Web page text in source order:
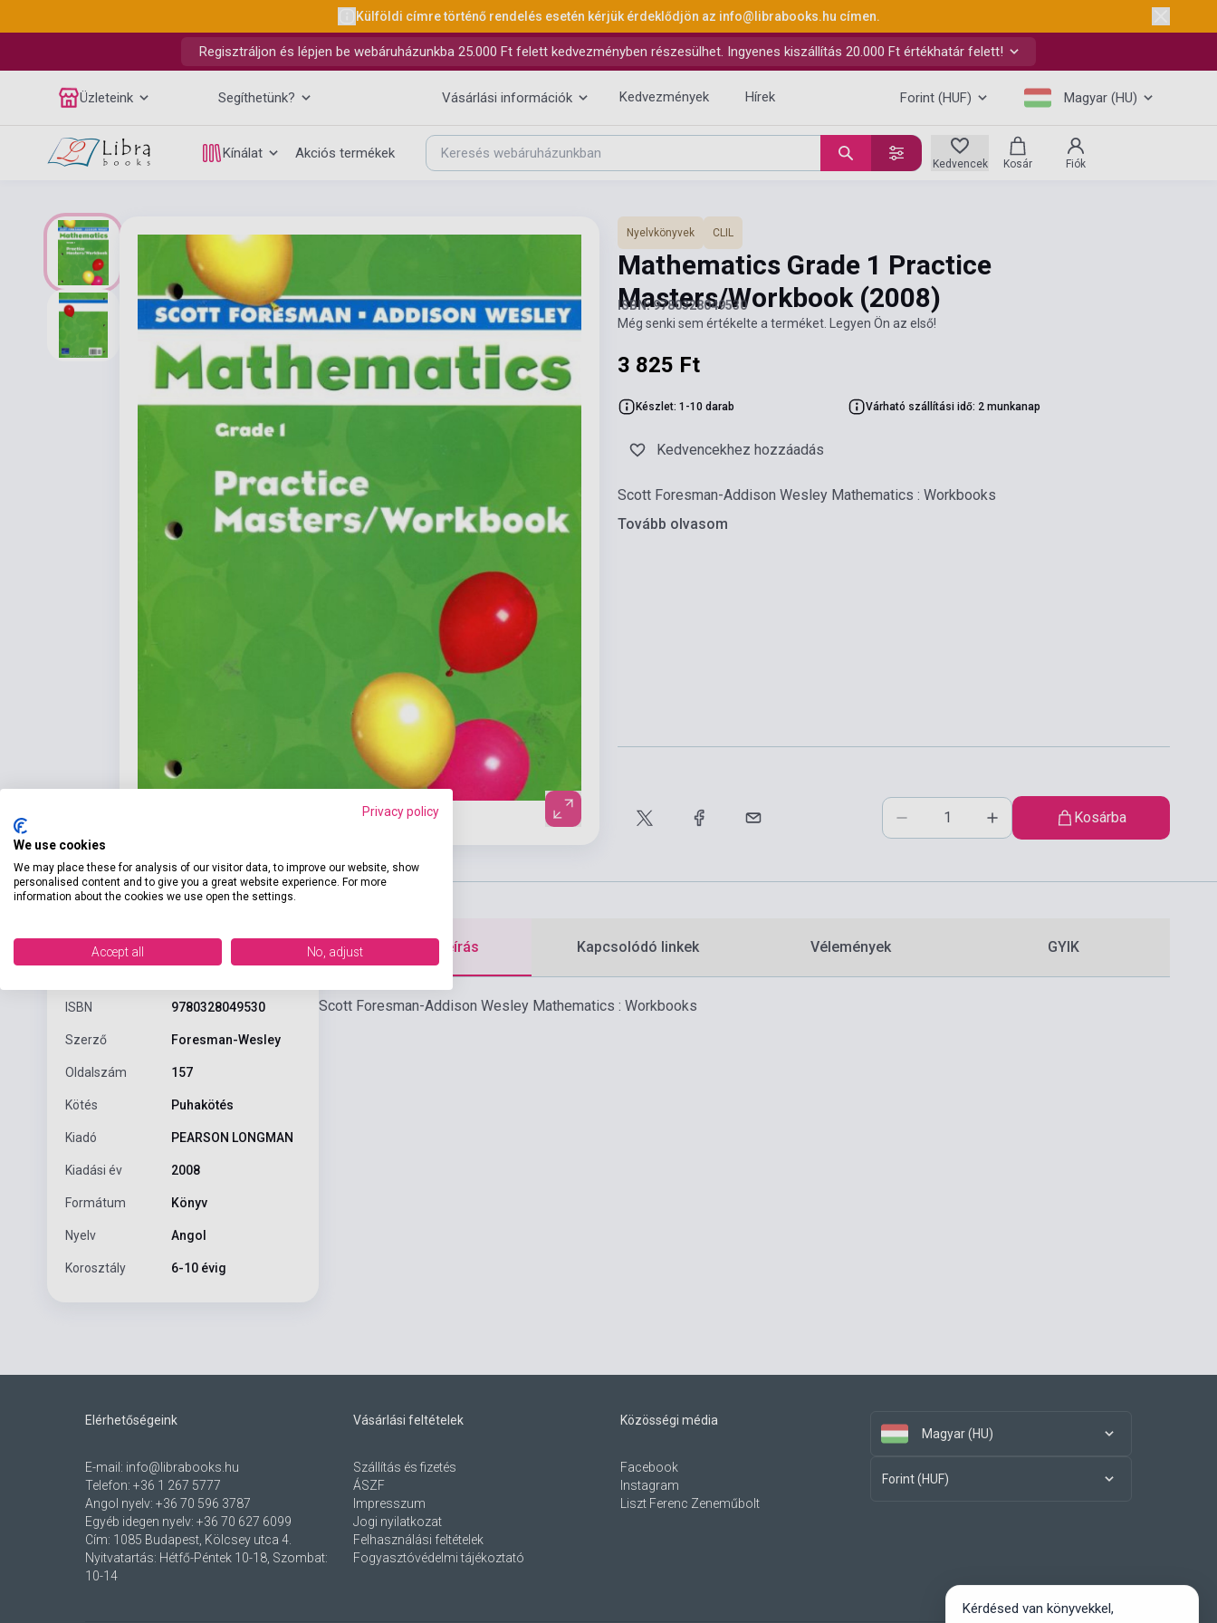
Külföldi címre történő rendelés esetén kérjük érdeklődjön az info@librabooks.hu címen.
Regisztráljon és lépjen be webáruházunkba 25.000 Ft felett kedvezményben részesülhet. Ingyenes kiszállítás 20.000 Ft értékhatár felett!
Üzleteink Segíthetünk? Vásárlási információk Kedvezmények Hírek Forint (HUF) Magyar (HU)
Kínálat Akciós termékek
Kedvencek Kosár Fiók
Nyelvkönyvek CLIL
Mathematics Grade 1 Practice
Masters/Workbook (2008)
ISBN: 9780328049530
Még senki sem értékelte a terméket. Legyen Ön az első!
3 825 Ft
Készlet: 1-10 darab Várható szállítási idő: 2 munkanap
Kedvencekhez hozzáadás
Scott Foresman-Addison Wesley Mathematics : Workbooks
Tovább olvasom
Kosárba
Termékjellemzők
ISBN 9780328049530
Szerző Foresman-Wesley
Oldalszám 157
Kötés Puhakötés
Kiadó PEARSON LONGMAN
Kiadási év 2008
Formátum Könyv
Nyelv Angol
Korosztály 6-10 évig
Részletes leírás Kapcsolódó linkek Vélemények GYIK
Scott Foresman-Addison Wesley Mathematics : Workbooks
Elérhetőségeink
E-mail: info@librabooks.hu
Telefon: +36 1 267 5777
Angol nyelv: +36 70 596 3787
Egyéb idegen nyelv: +36 70 627 6099
Cím: 1085 Budapest, Kölcsey utca 4.
Nyitvatartás: Hétfő-Péntek 10-18, Szombat:
10-14
Vásárlási feltételek
Szállítás és fizetés
ÁSZF
Impresszum
Jogi nyilatkozat
Felhasználási feltételek
Fogyasztóvédelmi tájékoztató
Közösségi média
Facebook
Instagram
Liszt Ferenc Zeneműbolt
Magyar (HU)
Forint (HUF)
Privacy policy
We use cookies
We may place these for analysis of our visitor data, to improve our website, show
personalised content and to give you a great website experience. For more
information about the cookies we use open the settings.
Accept all No, adjust
Kérdésed van könyvekkel,